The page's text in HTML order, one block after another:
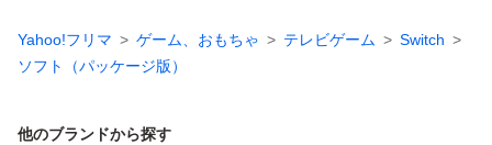
Yahoo!フリマ ゲーム、おもちゃ テレビゲーム
Switch
ソフト（パッケージ版）
他のブランドから探す